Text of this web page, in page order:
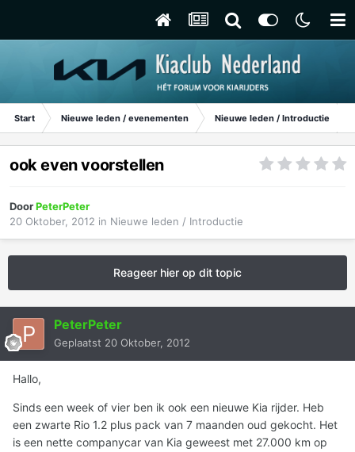
Start Nieuwe leden / evenementen Nieuwe leden / Introductie
ook even voorstellen
DoorPeterPeter
20 Oktober, 2012 in Nieuwe leden / Introductie
Reageer hier op dit topic
PeterPeter
Geplaatst 20 Oktober, 2012
Hallo,
Sinds een week of vier ben ik ook een nieuwe Kia rijder. Heb
een zwarte Rio 1.2 plus pack van 7 maanden oud gekocht. Het
is een nette companycar van Kia geweest met 27.000 km op